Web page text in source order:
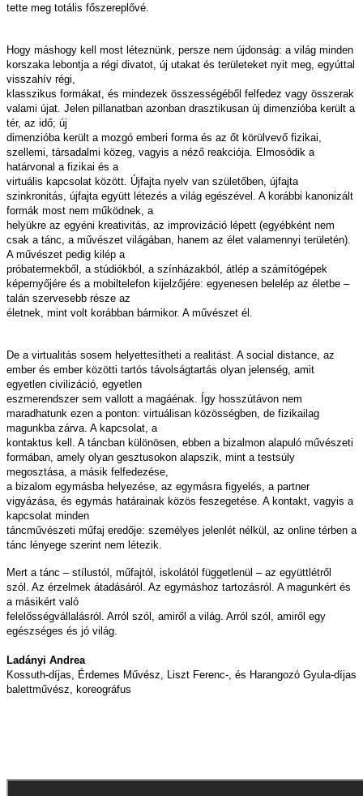
tette meg totális főszereplővé.
Hogy máshogy kell most léteznünk, persze nem újdonság: a világ minden
korszaka lebontja a régi divatot, új utakat és területeket nyit meg, egyúttal
visszahív régi,
klasszikus formákat, és mindezek összességéből felfedez vagy összerak
valami újat. Jelen pillanatban azonban drasztikusan új dimenzióba került a
tér, az idő; új
dimenzióba került a mozgó emberi forma és az őt körülvevő fizikai,
szellemi, társadalmi közeg, vagyis a néző reakciója. Elmosódik a
határvonal a fizikai és a
virtuális kapcsolat között. Újfajta nyelv van születőben, újfajta
szinkronitás, újfajta együtt létezés a világ egészével. A korábbi kanonizált
formák most nem működnek, a
helyükre az egyéni kreativitás, az improvizáció lépett (egyébként nem
csak a tánc, a művészet világában, hanem az élet valamennyi területén).
A művészet pedig kilép a
próbatermekből, a stúdiókból, a színházakból, átlép a számítógépek
képernyőjére és a mobiltelefon kijelzőjére: egyenesen belelép az életbe –
talán szervesebb része az
életnek, mint volt korábban bármikor. A művészet él.
De a virtualitás sosem helyettesítheti a realitást. A social distance, az
ember és ember közötti tartós távolságtartás olyan jelenség, amit
egyetlen civilizáció, egyetlen
eszmerendszer sem vallott a magáénak. Így hosszútávon nem
maradhatunk ezen a ponton: virtuálisan közösségben, de fizikailag
magunkba zárva. A kapcsolat, a
kontaktus kell. A táncban különösen, ebben a bizalmon alapuló művészeti
formában, amely olyan gesztusokon alapszik, mint a testsúly
megosztása, a másik felfedezése,
a bizalom egymásba helyezése, az egymásra figyelés, a partner
vigyázása, és egymás határainak közös feszegetése. A kontakt, vagyis a
kapcsolat minden
táncművészeti műfaj eredője: személyes jelenlét nélkül, az online térben a
tánc lényege szerint nem létezik.
Mert a tánc – stílustól, műfajtól, iskolától függetlenül – az együttlétről
szól. Az érzelmek átadásáról. Az egymáshoz tartozásról. A magunkért és
a másikért való
felelősségvállalásról. Arról szól, amiről a világ. Arról szól, amiről egy
egészséges és jó világ.
Ladányi Andrea
Kossuth-díjas, Érdemes Művész, Liszt Ferenc-, és Harangozó Gyula-díjas
balettművész, koreográfus